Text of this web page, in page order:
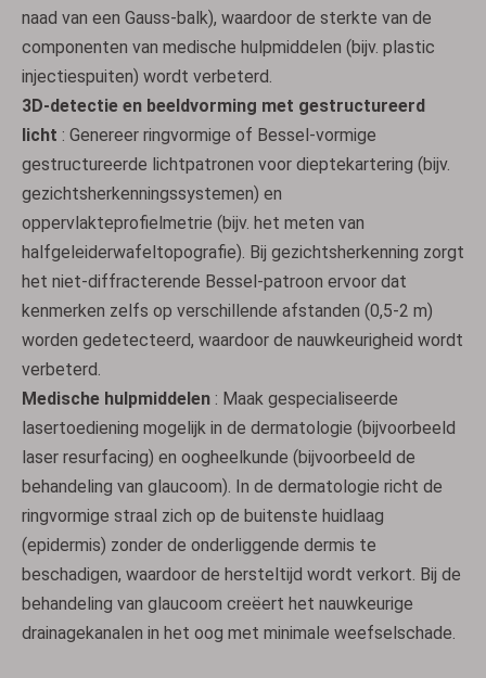
naad van een Gauss-balk), waardoor de sterkte van de
componenten van medische hulpmiddelen (bijv. plastic
injectiespuiten) wordt verbeterd.
3D-detectie en beeldvorming met gestructureerd
licht : Genereer ringvormige of Bessel-vormige
gestructureerde lichtpatronen voor dieptekartering (bijv.
gezichtsherkenningssystemen) en
oppervlakteprofielmetrie (bijv. het meten van
halfgeleiderwafeltopografie). Bij gezichtsherkenning zorgt
het niet-diffracterende Bessel-patroon ervoor dat
kenmerken zelfs op verschillende afstanden (0,5-2 m)
worden gedetecteerd, waardoor de nauwkeurigheid wordt
verbeterd.
Medische hulpmiddelen : Maak gespecialiseerde
lasertoediening mogelijk in de dermatologie (bijvoorbeeld
laser resurfacing) en oogheelkunde (bijvoorbeeld de
behandeling van glaucoom). In de dermatologie richt de
ringvormige straal zich op de buitenste huidlaag
(epidermis) zonder de onderliggende dermis te
beschadigen, waardoor de hersteltijd wordt verkort. Bij de
behandeling van glaucoom creëert het nauwkeurige
drainagekanalen in het oog met minimale weefselschade.